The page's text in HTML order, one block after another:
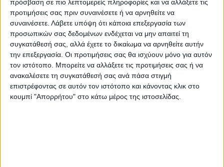
πρόσβαση σε πιο λεπτομερείς πληροφορίες και να αλλάξετε τις
προτιμήσεις σας πριν συναινέσετε ή να αρνηθείτε να
συναινέσετε. Λάβετε υπόψη ότι κάποια επεξεργασία των
προσωπικών σας δεδομένων ενδέχεται να μην απαιτεί τη
συγκατάθεσή σας, αλλά έχετε το δικαίωμα να αρνηθείτε αυτήν
την επεξεργασία. Οι προτιμήσεις σας θα ισχύουν μόνο για αυτόν
τον ιστότοπο. Μπορείτε να αλλάξετε τις προτιμήσεις σας ή να
ανακαλέσετε τη συγκατάθεσή σας ανά πάσα στιγμή
επιστρέφοντας σε αυτόν τον ιστότοπο και κάνοντας κλικ στο
κουμπί "Απορρήτου" στο κάτω μέρος της ιστοσελίδας.
Τελευταίες Ειδήσεις Σήμερα
Ακολούθησε την εφημερίδα ΝΕΟΣ
ΑΓΩΝ στο Google News!
Όλες οι εξελίξεις στην περιοχή της
Καρδίτσας και ευρύτερα της Θεσσαλίας